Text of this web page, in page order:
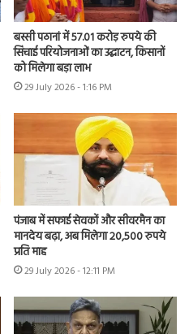
बस्सी पठानां में 57.01 करोड़ रुपये की
सिंचाई परियोजनाओं का उद्घाटन, किसानों
को मिलेगा बड़ा लाभ
29 July 2026 - 1:16 PM
पंजाब में सफाई सेवकों और सीवरमैन का
मानदेय बढ़ा, अब मिलेगा 20,500 रुपये
प्रति माह
29 July 2026 - 12:11 PM